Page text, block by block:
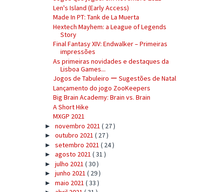
Len's Island (Early Access)
Made In PT: Tank de La Muerta
Hextech Mayhem: a League of Legends
Story
Final Fantasy XIV: Endwalker – Primeiras
impressões
As primeiras novidades e destaques da
Lisboa Games...
Jogos de Tabuleiro ー Sugestões de Natal
Lançamento do jogo ZooKeepers
Big Brain Academy: Brain vs. Brain
A Short Hike
MXGP 2021
► novembro 2021 ( 27 )
► outubro 2021 ( 27 )
► setembro 2021 ( 24 )
► agosto 2021 ( 31 )
► julho 2021 ( 30 )
► junho 2021 ( 29 )
► maio 2021 ( 33 )